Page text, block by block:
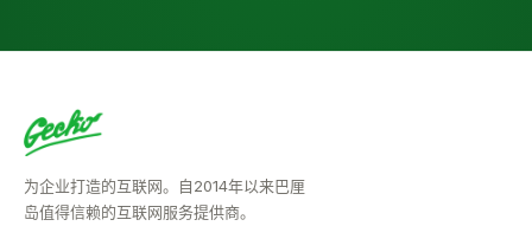
为企业打造的互联网。自2014年以来巴厘
岛值得信赖的互联网服务提供商。